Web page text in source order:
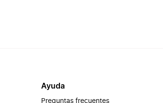
Ayuda
Preguntas frecuentes